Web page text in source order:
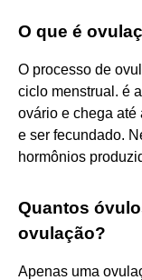
O que é
O processo de
ciclo menstrual. é
ovário e chega até
e ser fecundado.
hormônios
Quantos
ovulação?
Apenas uma